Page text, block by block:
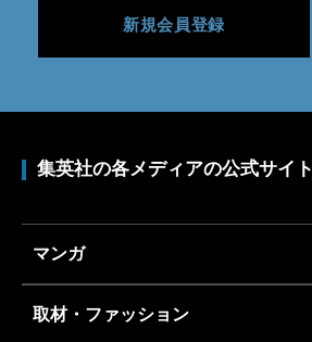
新規会員登録
集英社の各メディアの公式サイト
マンガ
取材・ファッション